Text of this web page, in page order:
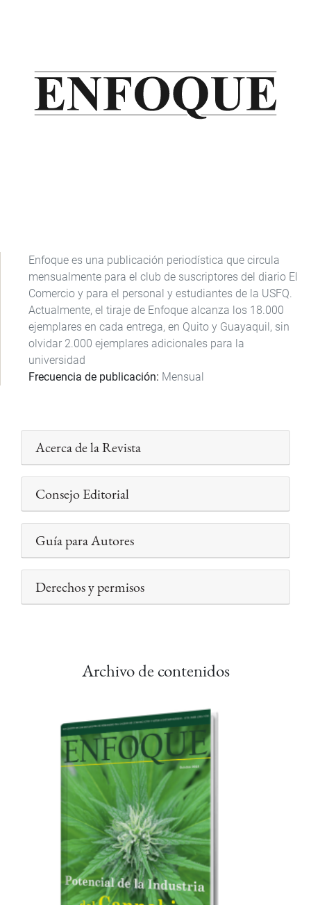
Enfoque es una publicación periodística que circula
mensualmente para el club de suscriptores del diario El
Comercio y para el personal y estudiantes de la USFQ.
Actualmente, el tiraje de Enfoque alcanza los 18.000
ejemplares en cada entrega, en Quito y Guayaquil, sin
olvidar 2.000 ejemplares adicionales para la
universidad
Frecuencia de publicación Mensual
Acerca de la Revista
Consejo Editorial
Guía para Autores
Derechos y permisos
Archivo de contenidos